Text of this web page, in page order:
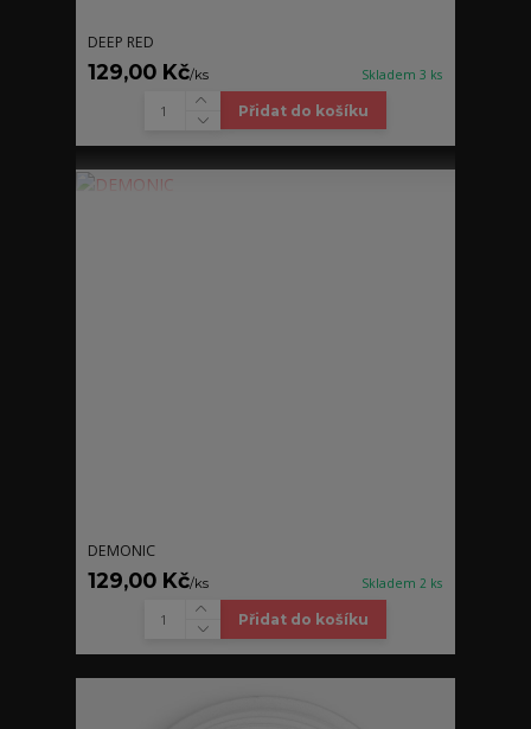
DEEP RED
129,00 Kč/ks Skladem 3 ks
Přidat do košíku
DEMONIC
129,00 Kč/ks Skladem 2 ks
Přidat do košíku